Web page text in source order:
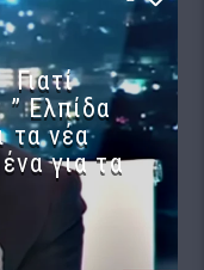
Ελπίδα
τα νέα
για τα